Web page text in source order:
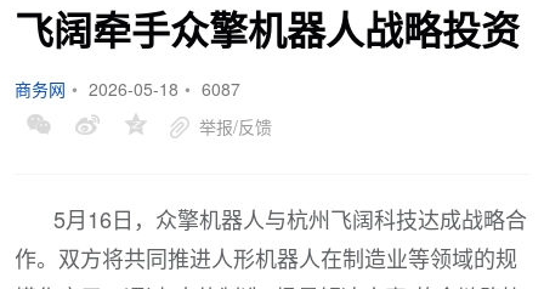
飞阔牵手众擎机器人战略投资
商务网 • 2026-05-18 • 6087
举报/反馈
5月16日，众擎机器人与杭州飞阔科技达成战略合
作。双方将共同推进人形机器人在制造业等领域的规